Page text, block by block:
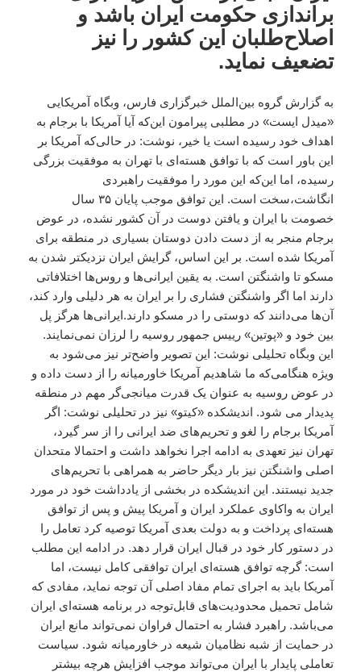
براندازی حکومت ایران باشد و
اصلاح‌طلبان این کشور را نیز
تضعیف نماید.
به گزارش گروه بین‌الملل خبرگزاری فارس، وبگاه آمریکایی
«میدل ایست» در مطلبی پیرامون این‌که آیا آمریکا با برجام به
اهداف خود رسیده است یا خیر، نوشت: در حالی‌که آمریکا بر
این باور است که با توافق هسته‌ای با تهران به موفقیت بزرگی
رسیده، اما این‌که این مورد را موفقیت راهبردی
انگاشت،سخت است. این توافق موجب پایان ۳۵ سال
خصومت با ایران و یافتن دوست در آن کشور نشده، در عوض
برجام منجر به از دست دادن دوستان بسیاری در منطقه برای
آمریکا شده است. بر این اساس، گرایش ایران نزدیکتر شدن به
مسکو تا واشنگتن است. به یقین ایرانی‌ها و روس‌ها اختلافاتی
دارند اما اگر واشنگتن فشاری را بر ایران به هر دلیلی وارد کند،
آن‌ها می‌دانند که دوستی را در مسکو دارند.ایرانی‌ها هرگز پل
بین خود و «پوتین» رییس جمهور روسیه را لرزان نمی‌نمایند.
این وبگاه تحلیلی نوشت: این تصویر واضح‌تر نیز می‌شود به
ویژه هنگامی‌که ما شاهدیم آمریکا خاورمیانه را از دست داده و
در عوض روسیه به عنوان یک قدرت میانجی‌گر مهم در منطقه
پدیدار می شود. اندیشکده «کیتو» نیز در تحلیلی نوشت: اگر
آمریکا برجام را لغو و تحریم‌های ضد ایرانی را از سر گیرد،
تهران نیز تعهدی به ادامه اجرا نخواهد داشت و احتمالا متحدان
اصلی واشنگتن نیز بار دیگر حاضر به همراهی با تحریم‌های
جدید نیستند. این اندیشکده در بخشی از یادداشت خود در مورد
ایران به واکاوی عملکرد ایران و آمریکا پیش و پس از توافق
هسته‌ای پرداخت و به دولت بعدی آمریکا توصیه کرد تعامل را
در دستور کار خود در قبال ایران قرار دهد. در ادامه این مطلب
است: گرچه توافق هسته‌ای ایران توافقی کامل نیست، اما
آمریکا باید به اجرای تمام مفاد اصلی آن توجه نماید، مفادی که
شامل تحمیل محدودیت‌های قابل‌توجه در برنامه هسته‌ای ایران
می‌باشد. راهبرد فشار به احتمال فراوان نمی‌تواند مانع ایران
در حمایت از شبه نظامیان شیعه در خاورمیانه شود. سیاست
تعاملی پایدار با ایران می‌تواند موجب افزایش هرچه بیشتر